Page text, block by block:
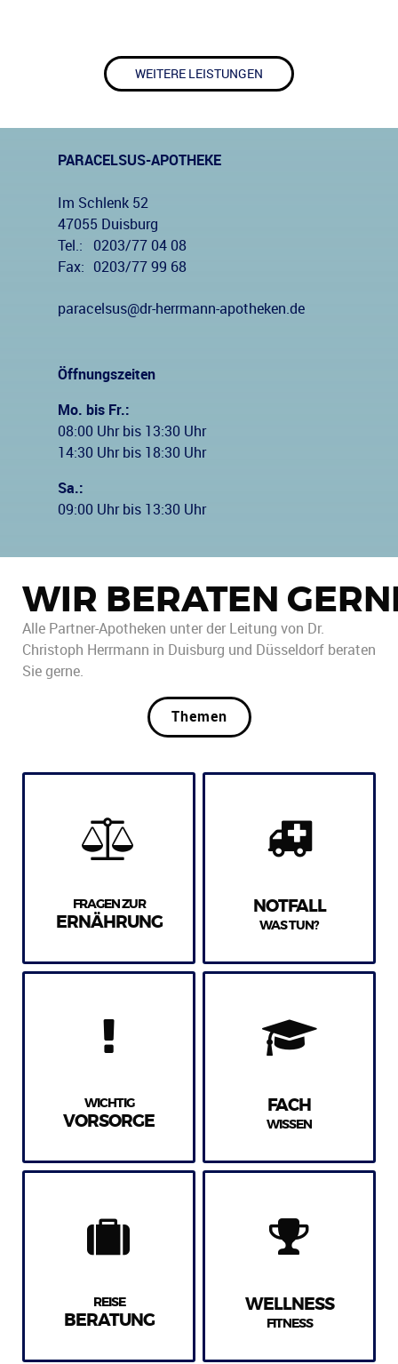
WEITERE LEISTUNGEN
PARACELSUS-APOTHEKE
Im Schlenk 52
47055 Duisburg
Tel.:
0203/77 04 08
Fax:
0203/77 99 68
paracelsus@dr-herrmann-apotheken.de
Öffnungszeiten
Mo. bis Fr.:
08:00 Uhr bis 13:30 Uhr
14:30 Uhr bis 18:30 Uhr
Sa.:
09:00 Uhr bis 13:30 Uhr
WIR BERATEN
Alle Partner-Apotheken unter der Leitung von Dr.
Christoph Herrmann in Duisburg und Düsseldorf beraten
Sie gerne.
Themen
FRAGEN ZUR
ERNÄHRUNG
NOTFALL
WAS TUN?
WICHTIG
VORSORGE
FACH
WISSEN
REISE
BERATUNG
WELLNESS
FITNESS